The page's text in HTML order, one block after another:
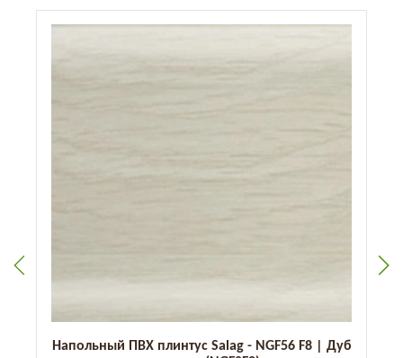
Напольный ПВХ плинтус Salag - NGF56 F8 | Дуб